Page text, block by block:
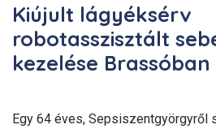
Kiújult lágyéksérv
robotasszisztált
kezelése Brassóban
Egy 64 éves, Sepsiszentgyörgyről